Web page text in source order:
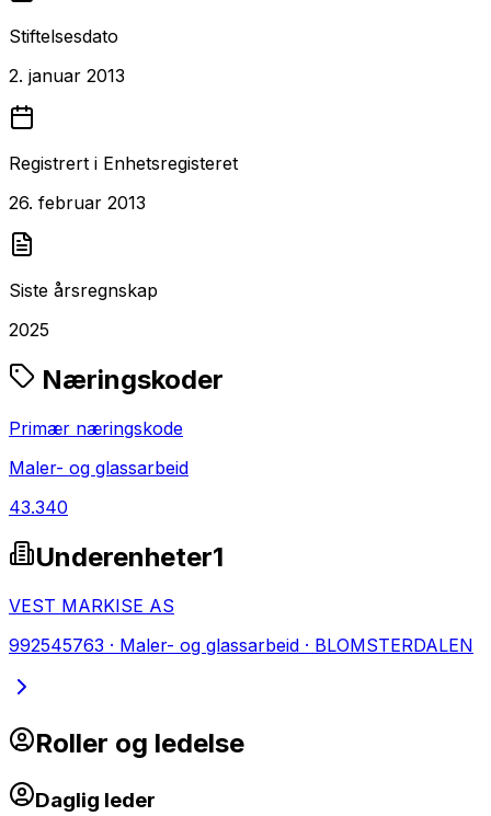
Stiftelsesdato
2. januar 2013
Registrert i Enhetsregisteret
26. februar 2013
Siste årsregnskap
2025
Næringskoder
Primær næringskode
Maler- og glassarbeid
43.340
Underenheter1
VEST MARKISE AS
992545763 · Maler- og glassarbeid · BLOMSTERDALEN
Roller og ledelse
Daglig leder